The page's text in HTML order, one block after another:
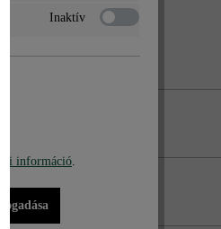
Inaktív
információ